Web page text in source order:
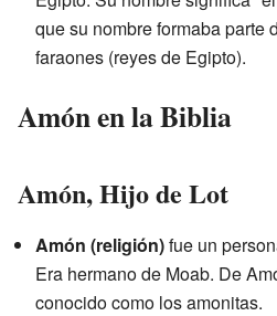
que su nombre formaba parte
faraones (reyes de Egipto).
Amón en la Biblia
Amón, Hijo de Lot
Amón (religión)fue un
Era hermano de Moab. De
conocido como los amonitas.